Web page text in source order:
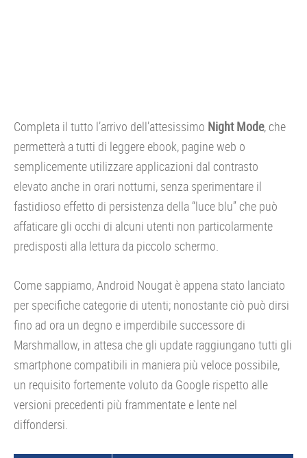
Completa il tutto l’arrivo dell’attesissimo Night Mode, che
permetterà a tutti di leggere ebook, pagine web o
semplicemente utilizzare applicazioni dal contrasto
elevato anche in orari notturni, senza sperimentare il
fastidioso effetto di persistenza della “luce blu” che può
affaticare gli occhi di alcuni utenti non particolarmente
predisposti alla lettura da piccolo schermo.
Come sappiamo, Android Nougat è appena stato lanciato
per specifiche categorie di utenti; nonostante ciò può dirsi
fino ad ora un degno e imperdibile successore di
Marshmallow, in attesa che gli update raggiungano tutti gli
smartphone compatibili in maniera più veloce possibile,
un requisito fortemente voluto da Google rispetto alle
versioni precedenti più frammentate e lente nel
diffondersi.